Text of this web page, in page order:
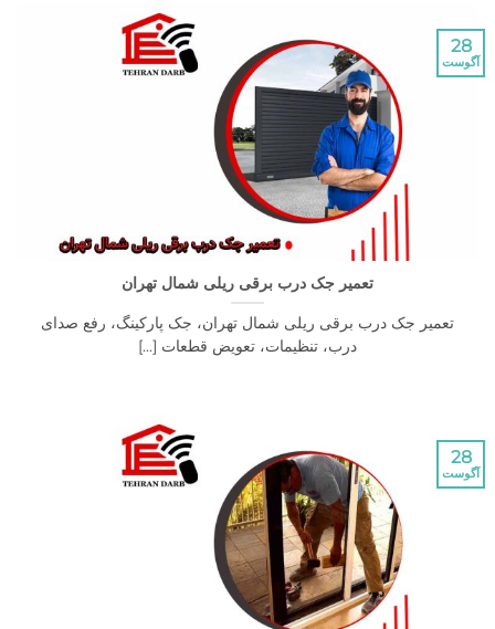
تعمیر جک درب برقی ریلی شمال تهران
جک درب برقی ریلی شمال تهران، جک پارکینگ، رفع صدای
درب، تنظیمات، تعویض قطعات [...]